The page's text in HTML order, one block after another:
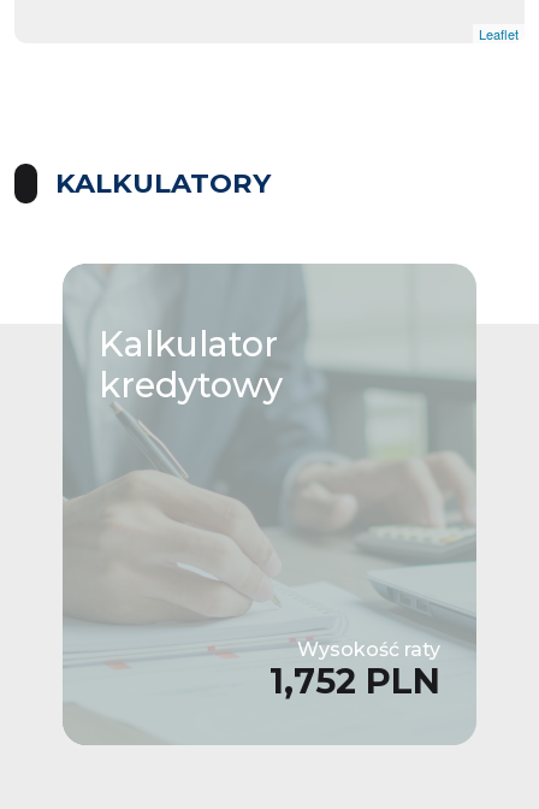
Leaflet
KALKULATORY
Kalkulator
kredytowy
Wysokość raty
1,752 PLN